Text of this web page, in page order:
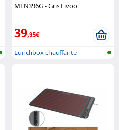
MEN396G - Gris Livoo
39,95€
Lunchbox chauffante